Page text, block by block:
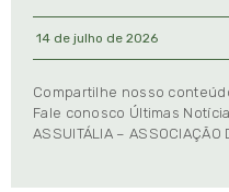
14 de julho de 2026
Compartilhe nosso
Fale conosco Últimas
ASSUITÁLIA – ASSOCIAÇÃO